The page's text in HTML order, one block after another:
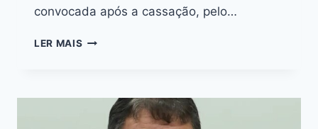
convocada após a cassação, pelo…
LER MAIS